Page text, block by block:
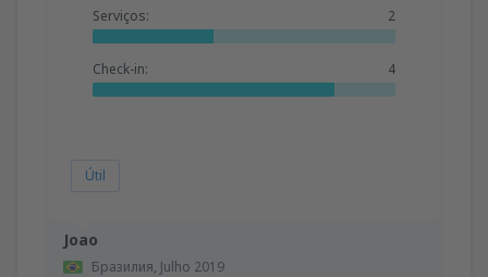
Joao
Бразилия, Julho 2019
Serviços: 2
Check-in: 4
Útil